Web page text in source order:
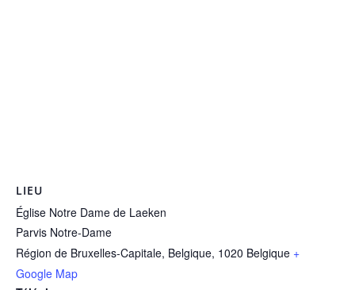
LIEU
Église Notre Dame de Laeken
Parvis Notre-Dame
Région de Bruxelles-Capitale, Belgique, 1020 Belgique +
Google Map